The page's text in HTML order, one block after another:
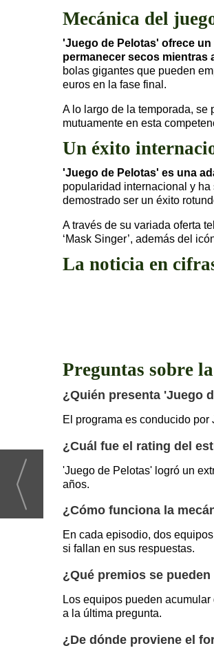
Mecánica del
'Juego de Pelotas' ofrece
permanecer secos mientras
bolas gigantes que pueden
euros en la fase final.
A lo largo de la temporada, se
mutuamente en esta
Un éxito
'Juego de Pelotas' es una
popularidad internacional y
demostrado ser un éxito
A través de su variada oferta
‘Mask Singer’, además del
La noticia en
Preguntas sobre
¿Quién presenta 'Juego
El programa es conducido
¿Cuál fue el rating del
'Juego de Pelotas' logró un
años.
¿Cómo funciona la
En cada episodio, dos
si fallan en sus respuestas.
¿Qué premios se
Los equipos pueden
a la última pregunta.
¿De dónde proviene el